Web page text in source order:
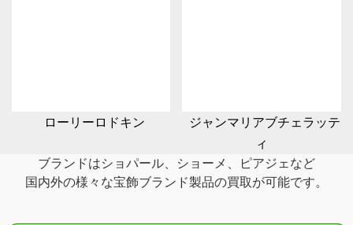
ローリーロドキン
ジャンマリアブチェラッテ
ィ
ブランドはショパール、ショーメ、ピアジェなど
国内外の様々な宝飾ブランド製品の買取が可能です。